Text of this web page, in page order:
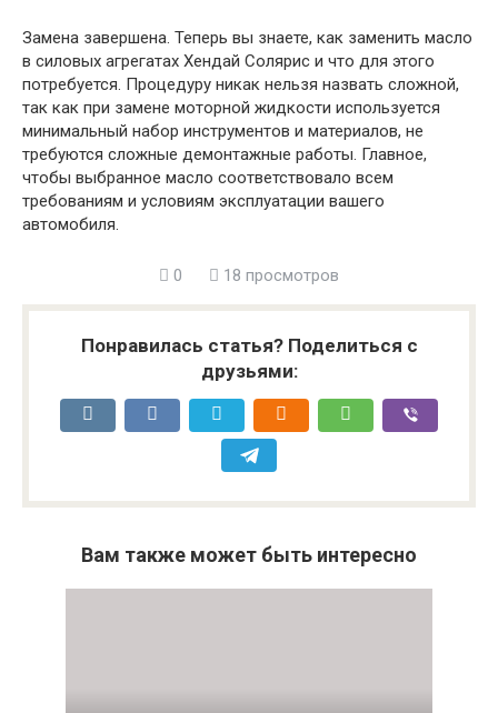
Замена завершена. Теперь вы знаете, как заменить масло
в силовых агрегатах Хендай Солярис и что для этого
потребуется. Процедуру никак нельзя назвать сложной,
так как при замене моторной жидкости используется
минимальный набор инструментов и материалов, не
требуются сложные демонтажные работы. Главное,
чтобы выбранное масло соответствовало всем
требованиям и условиям эксплуатации вашего
автомобиля.
0 18 просмотров
Понравилась статья? Поделиться с
друзьями:
Вам также может быть интересно